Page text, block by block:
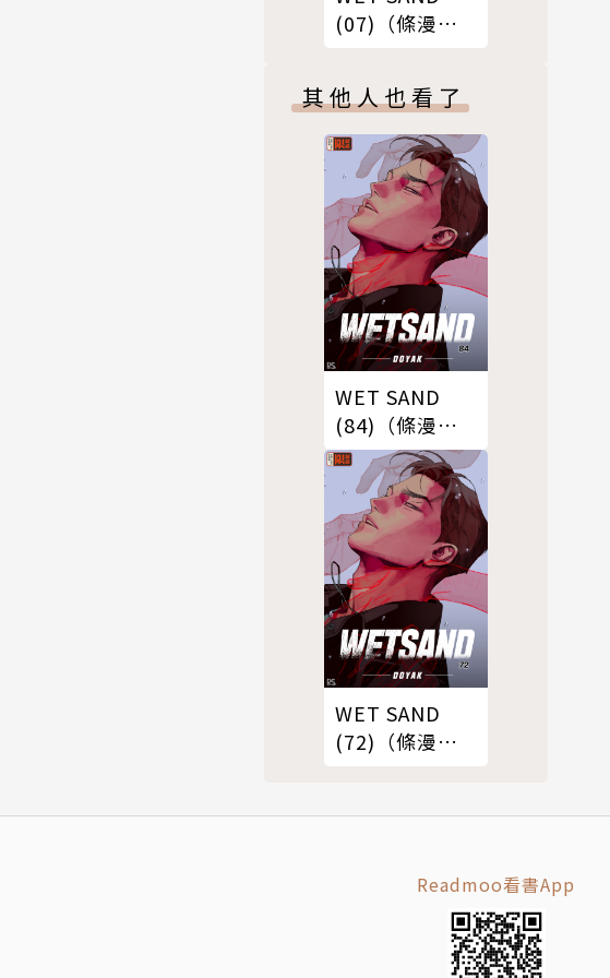
(07)（條漫
其他人也看了
WET SAND
(84)（條漫
版）
WET SAND
(72)（條漫
Readmoo看書App